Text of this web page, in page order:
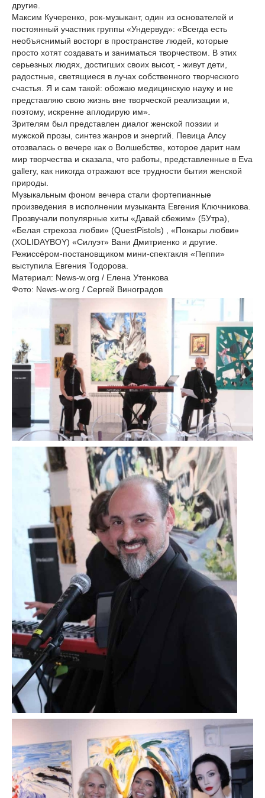
другие.
Максим Кучеренко, рок-музыкант, один из основателей и
постоянный участник группы «Ундервуд»: «Всегда есть
необъяснимый восторг в пространстве людей, которые
просто хотят создавать и заниматься творчеством. В этих
серьезных людях, достигших своих высот, - живут дети,
радостные, светящиеся в лучах собственного творческого
счастья. Я и сам такой: обожаю медицинскую науку и не
представляю свою жизнь вне творческой реализации и,
поэтому, искренне аплодирую им».
Зрителям был представлен диалог женской поэзии и
мужской прозы, синтез жанров и энергий. Певица Алсу
отозвалась о вечере как о Волшебстве, которое дарит нам
мир творчества и сказала, что работы, представленные в Eva
gallery, как никогда отражают все трудности бытия женской
природы.
Музыкальным фоном вечера стали фортепианные
произведения в исполнении музыканта Евгения Ключникова.
Прозвучали популярные хиты «Давай сбежим» (5Утра),
«Белая стрекоза любви» (QuestPistols) , «Пожары любви»
(XOLIDAYBOY) «Силуэт» Вани Дмитриенко и другие.
Режиссёром-постановщиком мини-спектакля «Пеппи»
выступила Евгения Тодорова.
Материал: News-w.org / Елена Утенкова
Фото: News-w.org / Сергей Виноградов